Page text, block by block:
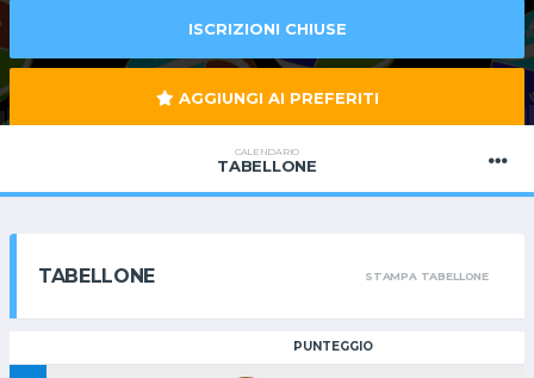
ISCRIZIONI CHIUSE
AGGIUNGI AI PREFERITI
CALENDARIO
TABELLONE
TABELLONE STAMPA TABELLONE
PUNTEGGIO